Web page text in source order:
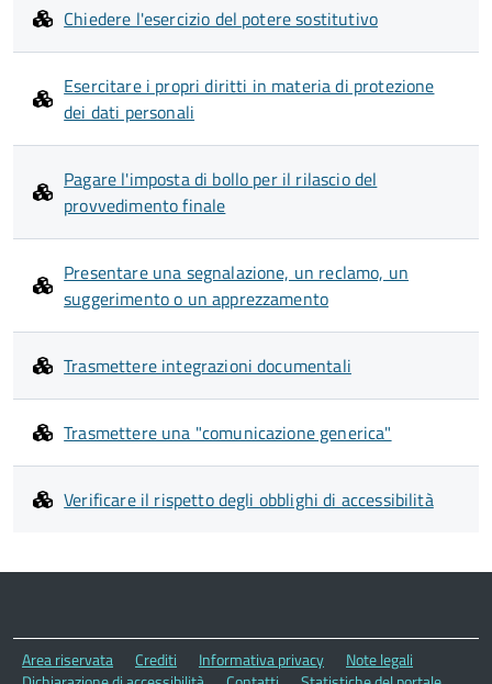
Chiedere l'esercizio del potere sostitutivo
Esercitare i propri diritti in materia di protezione
dei dati personali
Pagare l'imposta di bollo per il rilascio del
provvedimento finale
Presentare una segnalazione, un reclamo, un
suggerimento o un apprezzamento
Trasmettere integrazioni documentali
Trasmettere una "comunicazione generica"
Verificare il rispetto degli obblighi di accessibilità
Area riservata Crediti Informativa privacy
Note legali